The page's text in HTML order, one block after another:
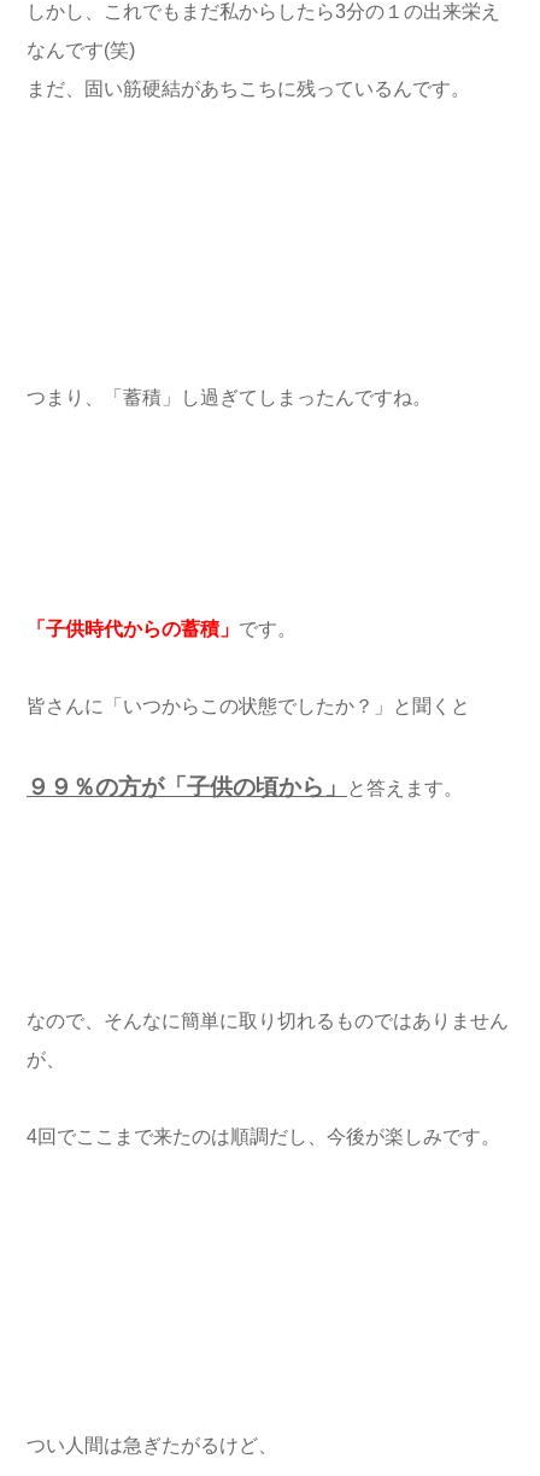
しかし、これでもまだ私からしたら3分の１の出来栄え
なんです(笑)
まだ、固い筋硬結があちこちに残っているんです。
つまり、「蓄積」し過ぎてしまったんですね。
「子供時代からの蓄積」 です。
皆さんに「いつからこの状態でしたか？」と聞くと
９９％の方が「子供の頃から」 と答えます。
なので、そんなに簡単に取り切れるものではありません
が、
4回でここまで来たのは順調だし、今後が楽しみです。
つい人間は急ぎたがるけど、